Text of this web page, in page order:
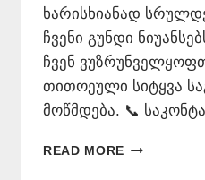
ხარისხიანად
ჩვენი გუნდი
ჩვენ
თითოეული სიტყვა
მოწმდება. 📞
READ MORE ᲩᲔᲮᲣᲠᲘ